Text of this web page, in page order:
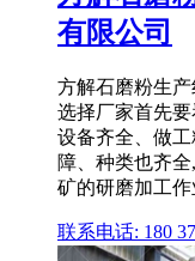
有限公司
方解石磨粉生
选择厂家首先
设备齐全、做
障、种类也齐
矿的研磨加工
联系电话: 180